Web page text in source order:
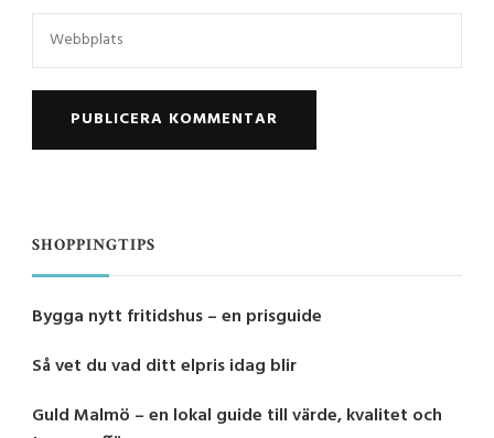
SHOPPINGTIPS
Bygga nytt fritidshus – en prisguide
Så vet du vad ditt elpris idag blir
Guld Malmö – en lokal guide till värde, kvalitet och